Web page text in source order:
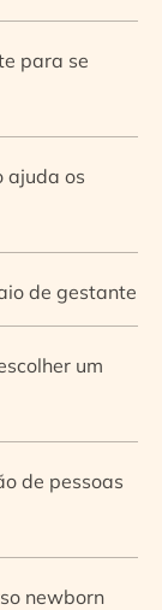
para se
ajuda os
de gestante
um
de pessoas
newborn